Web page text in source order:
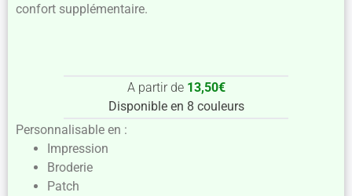
confort supplémentaire.
A partir de 13,50€
Disponible en 8 couleurs
Personnalisable en :
Impression
Broderie
Patch